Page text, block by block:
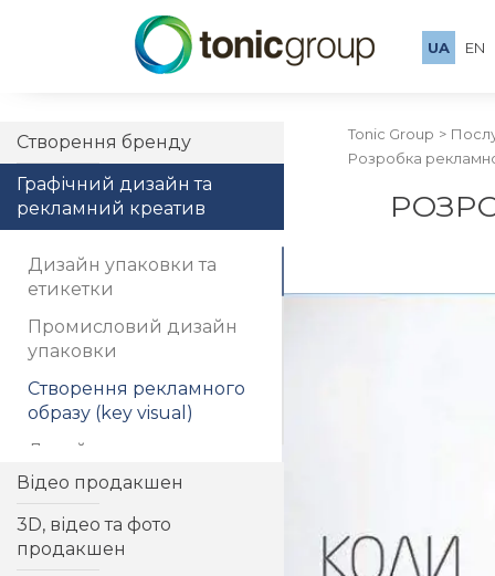
UA EN
Створення бренду
Графічний дизайн та
рекламний креатив
Дизайн упаковки та
етикетки
Промисловий дизайн
упаковки
Створення рекламного
образу (key visual)
Дизайн каталогу
Дизайн брошури
Розробка дизайну
буклету
Відео продакшен
3D, відео та фото
продакшен
Tonic Group
Розробка